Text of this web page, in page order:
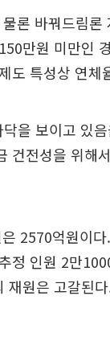
론 바꿔드림론
만원 미만인
도 특성상 연
을 보이고 있
건전성을 위해
2570억원이
정 인원 2만
원은 고갈된